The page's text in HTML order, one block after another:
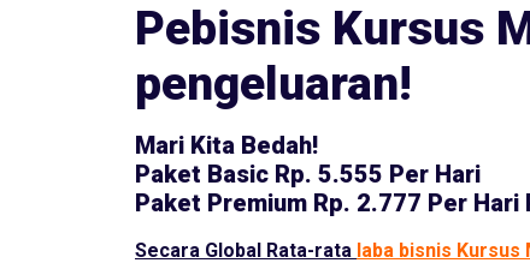
Pebisnis Kursus
pengeluaran!
Mari Kita Bedah!
Paket Basic Rp. 5.555 Per Hari
Paket Premium Rp. 2.777 Per Hari
Secara Global Rata-rata laba bisnis Kursus